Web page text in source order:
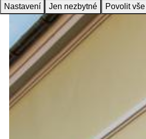
Nastavení Jen nezbytné Povolit vše